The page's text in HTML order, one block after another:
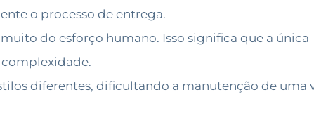
o processo de entrega.
do esforço humano. Isso significa que a única
complexidade.
diferentes, dificultando a manutenção de uma